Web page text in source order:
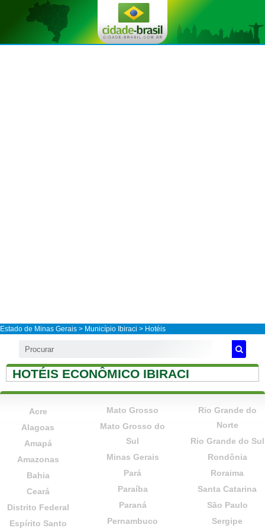
Estado de Minas Gerais > Município Ibiraci > Hotéis
HOTÉIS ECONÔMICO IBIRACI
Acre
Alagoas
Amapá
Amazonas
Bahia
Ceará
Distrito Federal
Espírito Santo
Mato Grosso
Mato Grosso do
Sul
Minas Gerais
Pará
Paraíba
Paraná
Pernambuco
Rio Grande do
Norte
Rio Grande do Sul
Rondônia
Roraima
Santa Catarina
São Paulo
Sergipe